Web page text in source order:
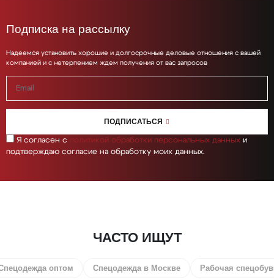
Подписка на рассылку
Надеемся установить хорошие и долгосрочные деловые отношения с вашей
компанией и с нетерпением ждем получения от вас запросов
ПОДПИСАТЬСЯ
Я согласен с политикой обработки персональных данныхи
подтверждаю согласие на обработку моих данных.
ЧАСТО ИЩУТ
оптом Спецодежда в Москве Рабочая спецобувь